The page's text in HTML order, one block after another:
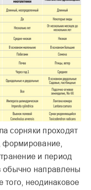
сорняки проходят
формирование,
и период
обычно направлены
неодинаковое